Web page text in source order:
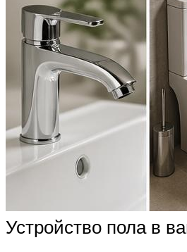
Устройство пола в